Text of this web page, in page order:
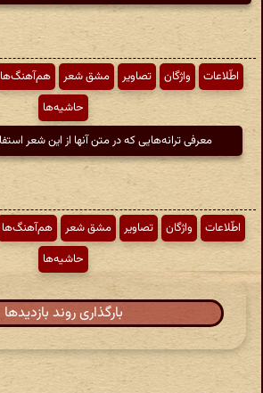
اطّلاعات واژگان تصاویر مشق شعر هم‌آهنگ‌ها
حاشیه‌ها
معرفی ترانه‌هایی که در متن آنها از این شعر
اطّلاعات واژگان تصاویر مشق شعر هم‌آهنگ‌ها
حاشیه‌ها
بارگذاری روند بازدیدها